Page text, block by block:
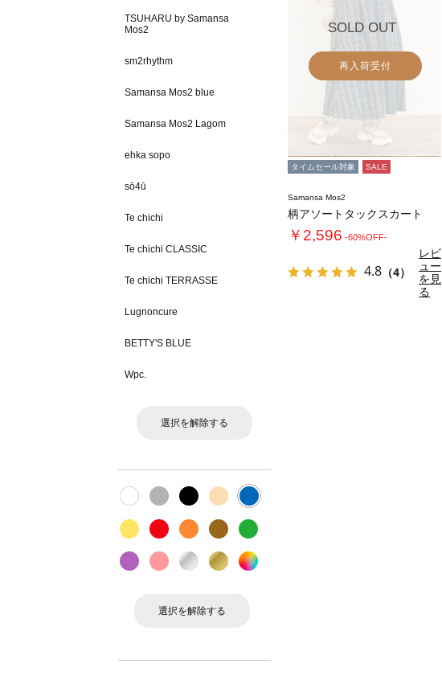
TSUHARU by Samansa
Mos2
sm2rhythm
Samansa Mos2 blue
Samansa Mos2 Lagom
ehka sopo
sō4ū
Te chichi
Te chichi CLASSIC
Te chichi TERRASSE
Lugnoncure
BETTY'S BLUE
Wpc.
選択を解除する
選択を解除する
SOLD OUT
再入荷受付
タイムセール対象 SALE
Samansa Mos2
柄アソートタックスカート
￥2,596 -60%OFF-
4.8 （4）
レビ
ュー
を見
る